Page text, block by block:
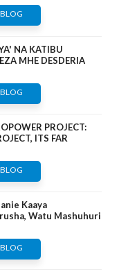
NA KATIBU
MHE DESDERIA
PROJECT:
ITS FAR
Kaaya
Watu Mashuhuri